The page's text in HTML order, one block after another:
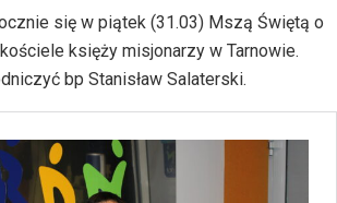
się w piątek (31.03) Mszą Świętą o
księży misjonarzy w Tarnowie.
bp Stanisław Salaterski.